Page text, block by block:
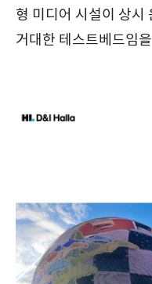
형 미디어 시설이 상시
거대한 테스트베드임